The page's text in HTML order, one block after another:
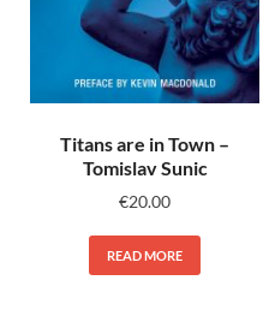
Titans are in Town –
Tomislav Sunic
€20.00
READ MORE